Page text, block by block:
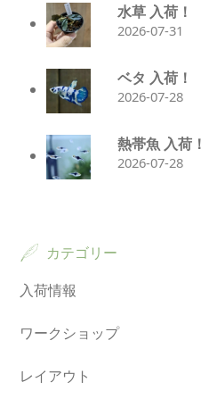
水草 入荷！
2026-07-31
ベタ 入荷！
2026-07-28
熱帯魚 入荷！
2026-07-28
カテゴリー
入荷情報
ワークショップ
レイアウト